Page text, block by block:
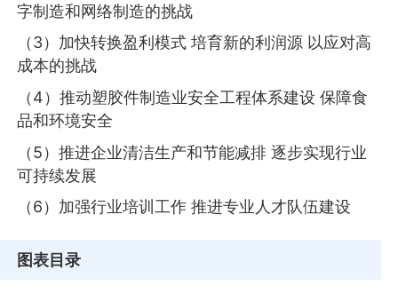
字制造和网络制造的挑战
（3）加快转换盈利模式 培育新的利润源 以应对高
成本的挑战
（4）推动塑胶件制造业安全工程体系建设 保障食
品和环境安全
（5）推进企业清洁生产和节能减排 逐步实现行业
可持续发展
（6）加强行业培训工作 推进专业人才队伍建设
图表目录